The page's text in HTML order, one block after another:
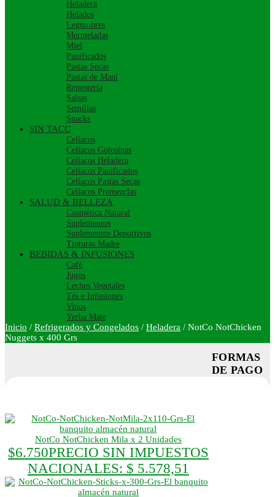
Heladera
Helados
Legumbres
Mermeladas
Miel
Panificados
Pastas Secas
Pastas de Maní
Repostería
Salsas
Semillas
Snacks
SIN TACC
Celíacos
Celíacos Golosinas
Celíacos Heladera
Celíacos Panificados
Celíacos Pastas Secas
Celíacos Premezclas
SALUD & BELLEZA
Cosmética Natural
Suplementos
Suplementos Deportivos
Tinturas Madre
BEBIDAS & INFUSIONES
Café
Jugos
Leches Vegetales
Tés e Infusiones
Vinos
Yerba Mate
Inicio / Refrigerados y Congelados / Heladera / NotCo NotChicken
Nuggets x 400 Grs
NotCo NotChicken Mila x 2 Unidades
$6.750PRECIO SIN IMPUESTOS
NACIONALES: $ 5.578,51
FORMAS
DE PAGO